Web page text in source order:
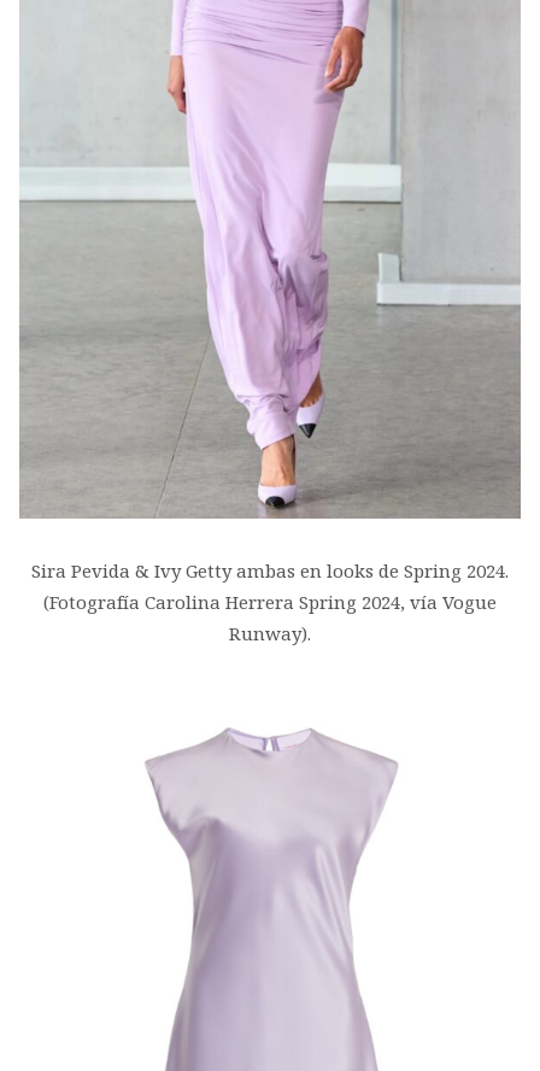
Sira Pevida & Ivy Getty ambas en looks de Spring 2024.
(Fotografía Carolina Herrera Spring 2024, vía Vogue
Runway).